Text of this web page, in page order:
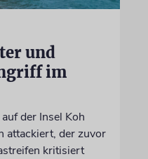
und
im
der Insel Koh
attackiert, der zuvor
kritisiert